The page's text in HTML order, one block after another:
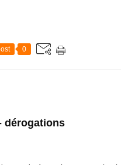
0
dérogations